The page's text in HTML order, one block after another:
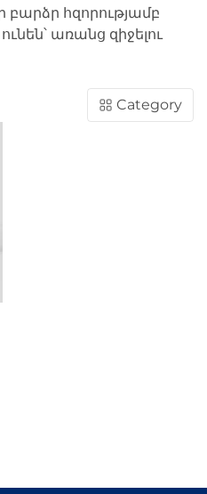
հզորությամբ
առանց զիջելու
Category